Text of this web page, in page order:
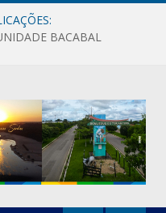
BACABAL